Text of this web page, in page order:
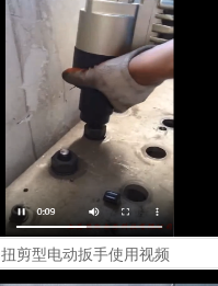
扭剪型电动扳手使用视频